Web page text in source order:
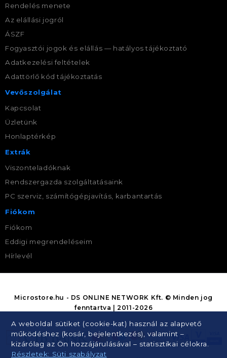
Rendelés menete
Az elállási jogról
ÁSZF
Fogyasztói jogok és elállás — hatályos tájékoztató
Adatkezelési feltételek
Adattörlő kód tájékoztatás
Vevőszolgálat
Kapcsolat
Üzletünk
Honlaptérkép
Extrák
Viszonteladóknak
Rendszergazda szolgáltatásaink
PC szerviz, számítógépjavítás, karbantartás
Fiókom
Fiókom
Eddigi megrendeléseim
Hírlevél
A weboldal sütiket (cookie-kat) használ az alapvető
működéshez (kosár, bejelentkezés), valamint –
kizárólag az Ön hozzájárulásával – statisztikai célokra.
Részletek: Süti szabályzat
Microstore.hu - DS ONLINE NETWORK Kft. © Minden jog
fenntartva | 2011-2026